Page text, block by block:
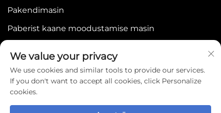
Pakendimasin
Paberist kaane moodustamise masin
MACHINERY CO.,LTD -
Privaatsuspoliitika
We value your privacy
We use cookies and similar tools to provide our services.
If you don't want to accept all cookies, click Personalize
cookies.